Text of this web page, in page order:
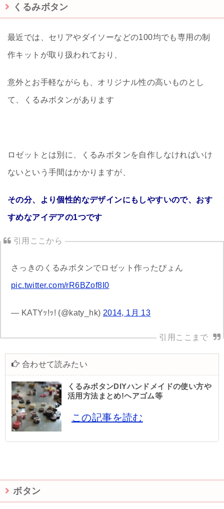
くるみボタン
最近では、セリアやダイソーなどの100均でも専用の制
作キットが取り扱われており、
意外とお手軽ながらも、オリジナル性の高いものとし
て、くるみボタンがあります
ロゼットとは別に、くるみボタンを自作しなければいけ
ないという手間はかかりますが、
その分、より個性的なデザインにもしやすいので、おす
すめなアイデアの1つです
さっきのくるみボタンでロゼット作ったぴょん
pic.twitter.com/rR6BZof8I0
— KATYｯ!ｯ! (@katy_hk) 2014, 1月 13
合わせて読みたい
くるみボタンDIYハンドメイドの使い方や
活用方法まとめ!ヘアゴム等
この記事を読む
ボタン